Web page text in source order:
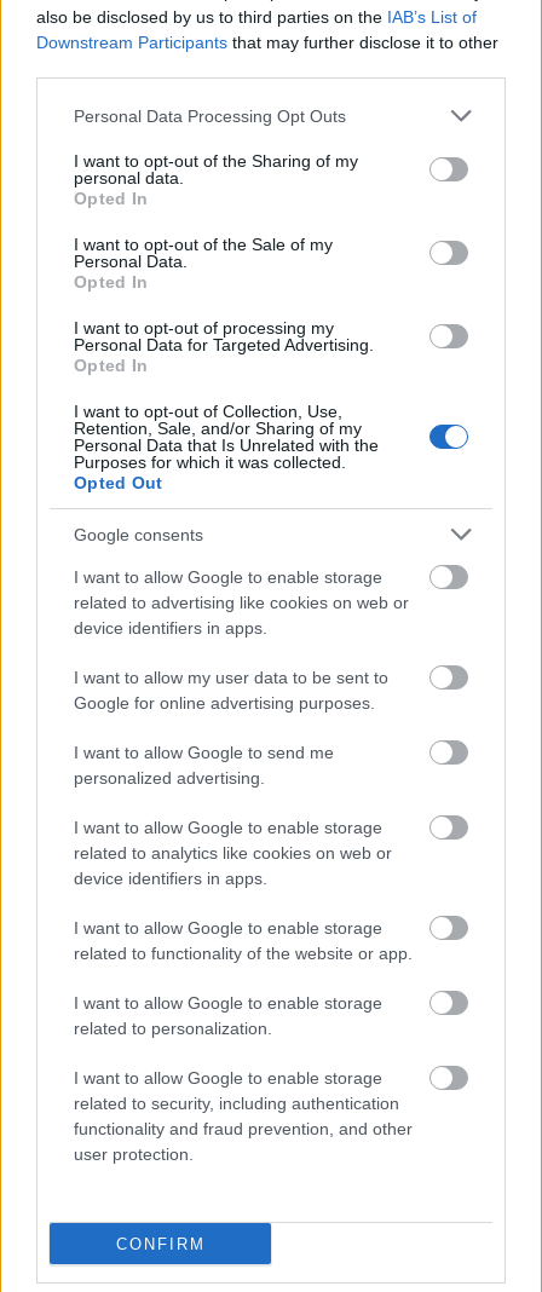
also be disclosed by us to third parties on the IAB’s List of
Downstream Participants that may further disclose it to other
Please note that this website/app uses one or more Google
not limited to your visit or usage behaviour. You may click to
grant or deny consent to Google and its third-party tags to
use your data for below specified purposes in below Google
consent section.
Personal Data Processing Opt Outs
I want to opt-out of the Sharing of my
personal data.
Opted In
I want to opt-out of the Sale of my
Personal Data.
Opted In
I want to opt-out of processing my
Personal Data for Targeted Advertising.
Opted In
I want to opt-out of Collection, Use,
Retention, Sale, and/or Sharing of my
Personal Data that Is Unrelated with the
Purposes for which it was collected.
Opted Out
Google consents
I want to allow Google to enable storage
related to advertising like cookies on web or
device identifiers in apps.
I want to allow my user data to be sent to
Google for online advertising purposes.
I want to allow Google to send me
personalized advertising.
I want to allow Google to enable storage
related to analytics like cookies on web or
device identifiers in apps.
I want to allow Google to enable storage
related to functionality of the website or app.
I want to allow Google to enable storage
related to personalization.
I want to allow Google to enable storage
related to security, including authentication
functionality and fraud prevention, and other
user protection.
CONFIRM
Το Matrix επιστρέφει: Πότε βγαίνει η 5η ταινία και η
Ελένη Βουλγαράκη: Ξεσπά μετά τις φήμες χωρισμού
με τον Φώτη Ιωαννίδη
Τι σημαίνουν οι καφέ άκρες στα φυτά – Το λάθος με το
πότισμα